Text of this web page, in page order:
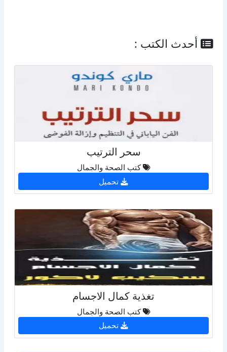
أحدث الكتب :
سحر الترتيب
كتب الصحة والجمال
تحميل
تغذية كمال الاجسام
كتب الصحة والجمال
تحميل